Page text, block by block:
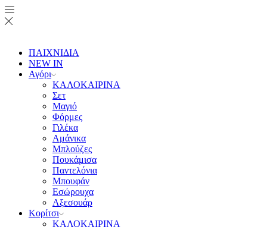
ΠΑΙΧΝΙΔΙΑ
NEW IN
Αγόρι
ΚΑΛΟΚΑΙΡΙΝΑ
Σετ
Μαγιό
Φόρμες
Γιλέκα
Αμάνικα
Μπλούζες
Πουκάμισα
Παντελόνια
Μπουφάν
Εσώρουχα
Αξεσουάρ
Κορίτσι
ΚΑΛΟΚΑΙΡΙΝΑ